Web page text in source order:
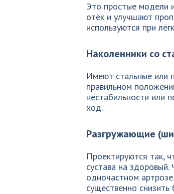
Это простые модели
отёк и улучшают
используются при
Наколенники со
Имеют стальные или
правильном
нестабильности или
ход.
Разгружающие
Проектируются так,
сустава на
одночастном
существенно